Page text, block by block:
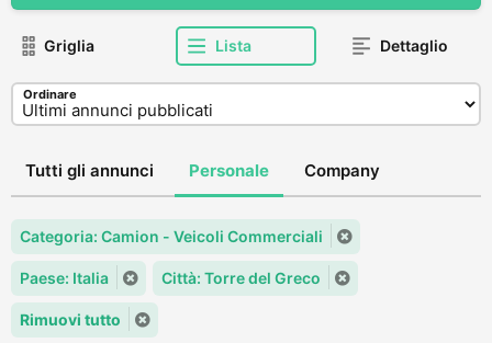
Griglia Lista Dettaglio
Ordinare
Tutti gli annunci Personale Company
Categoria: Camion - Veicoli Commerciali
Paese: Italia Città: Torre del Greco
Rimuovi tutto